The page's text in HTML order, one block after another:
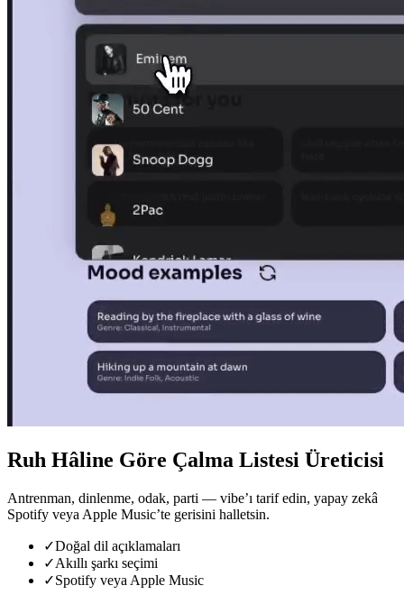
Ruh Hâline Göre Çalma Listesi Üreticisi
Antrenman, dinlenme, odak, parti — vibe’ı tarif edin, yapay zekâ
Spotify veya Apple Music’te gerisini halletsin.
✓Doğal dil açıklamaları
✓Akıllı şarkı seçimi
✓Spotify veya Apple Music